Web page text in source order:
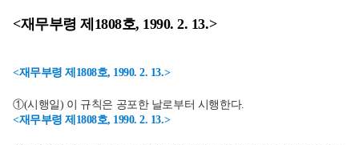
<재무부령 제1808호, 1990. 2. 13.>
<재무부령 제1808호, 1990. 2. 13.>
①(시행일) 이 규칙은 공포한 날로부터 시행한다.
<재무부령 제1808호, 1990. 2. 13.>